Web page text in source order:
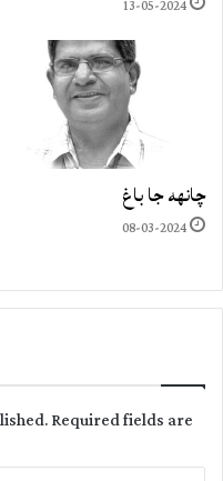
13-05-2024
چانهه جا باغ
08-03-2024
Required fields are